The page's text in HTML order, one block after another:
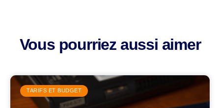
Vous pourriez aussi aimer
TARIFS ET BUDGET